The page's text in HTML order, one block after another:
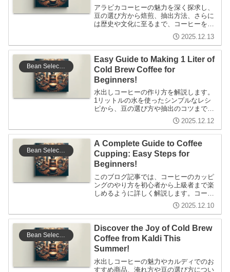
アラビカコーヒーの魅力を深く探求し、
豆の選び方から焙煎、抽出方法、さらに
は歴史や文化に至るまで、コーヒーを愛
するすべての人々に役立つ情報を提供し
2025.12.13
Easy Guide to Making 1 Liter of
Cold Brew Coffee for
Beginners!
水出しコーヒーの作り方を解説します。
1リットルの水を使ったシンプルなレシ
ピから、豆の選び方や抽出のコツまで、
初心者でも楽しめる内容が満載。コーヒ
ーの深い味わいを引き出すためのポイン
トも紹介します。
2025.12.12
Bean Selection
A Complete Guide to Coffee
Cupping: Easy Steps for
Beginners!
このブログ記事では、コーヒーのカッピ
ングのやり方を初心者から上級者まで楽
しめるように詳しく解説します。コーヒ
ー豆の選び方やカッピングのプロセス、
注意点についての経験談を交え、魅力的
なコーヒーの世界を探求します。
2025.12.10
Bean Selection
Discover the Joy of Cold Brew
Coffee from Kaldi This
Summer!
水出しコーヒーの魅力やカルディでのお
すすめ商品、淹れ方や豆の選び方につい